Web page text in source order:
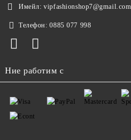
Имейл: vipfashionshop7@gmail.com
Телефон: 0885 077 998
Ние работим с